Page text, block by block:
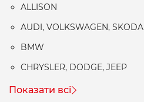
ALLISON
AUDI, VOLKSWAGEN, SKODA
BMW
CHRYSLER, DODGE, JEEP
Показати всі